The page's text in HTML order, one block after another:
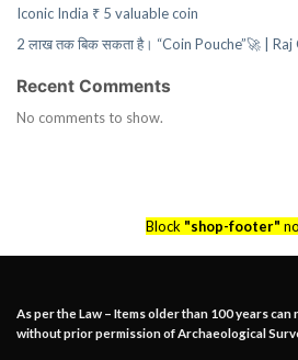
Iconic India ₹ 5 valuable coin
2 लाख तक बिक सकता है। “Coin Pouche”🚀 |
Recent Comments
No comments to show.
Block "shop-footer"
As per the Law – Items older than 100 years
without prior permission of Archaeological